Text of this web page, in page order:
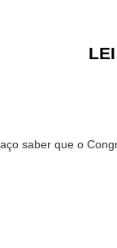
saber que o